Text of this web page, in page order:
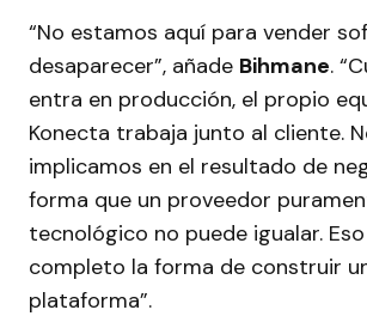
“No estamos aquí para vender
desaparecer”, añade Bihmane.
entra en producción, el propio
Konecta trabaja junto al cliente.
implicamos en el resultado de
forma que un proveedor
tecnológico no puede igualar.
completo la forma de construir
plataforma”.